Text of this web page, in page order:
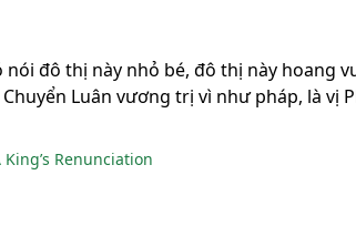
nói đô thị này nhỏ bé, đô thị này hoang
Luân vương trị vì như pháp, là
King’s Renunciation